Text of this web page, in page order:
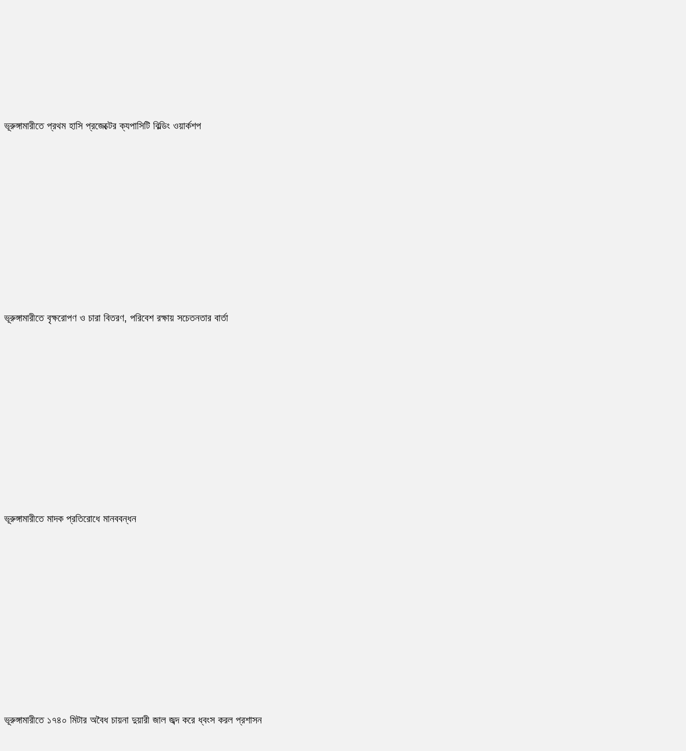
ভূরুঙ্গামারীতে প্রথম হাসি প্রজেক্টের ক্যপাসিটি বিল্ডিং ওয়ার্কশপ
ভূরুঙ্গামারীতে বৃক্ষরোপণ ও চারা বিতরণ, পরিবেশ রক্ষায় সচেতনতার বার্তা
ভূরুঙ্গামারীতে মাদক প্রতিরোধে মানববন্ধন
ভূরুঙ্গামারীতে ১৭৪০ মিটার অবৈধ চায়না দুয়ারী জাল জব্দ করে ধ্বংস করল প্রশাসন